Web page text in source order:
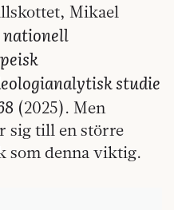
Mikael
nationell
studie
(2025). Men
sig till en större
som denna viktig.